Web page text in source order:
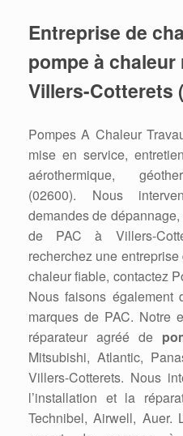
Entreprise de
pompe à
Villers-Cotterets
Pompes A Chaleur
mise en service,
aérothermique,
(02600). Nous
demandes de dépannage,
de PAC à Villers-
recherchez une
chaleur fiable, contactez
Nous faisons
marques de PAC. Notre
réparateur agréé de
Mitsubishi, Atlantic,
Villers-Cotterets. Nous
l’installation et la
Technibel, Airwell, Auer.